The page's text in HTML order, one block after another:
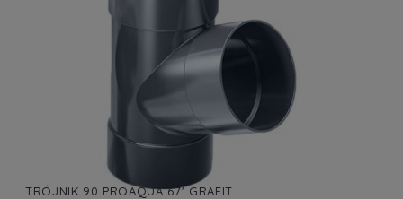
TRÓJNIK 90 PROAQUA 67' GRAFIT